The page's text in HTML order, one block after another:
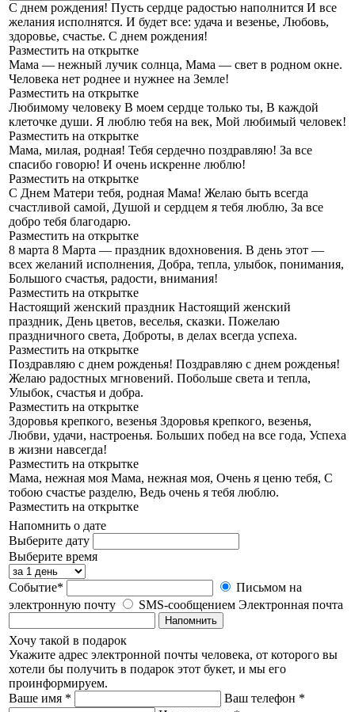
С днем рождения! Пусть сердце радостью наполнится И все
желания исполнятся. И будет все: удача и везенье, Любовь,
здоровье, счастье. С днем рождения!
Разместить на открытке
Мама — нежный лучик солнца, Мама — свет в родном окне.
Человека нет роднее и нужнее на Земле!
Разместить на открытке
Любимому человеку В моем сердце только ты, В каждой
клеточке души. Я люблю тебя на век, Мой любимый человек!
Разместить на открытке
Мама, милая, родная! Тебя сердечно поздравляю! За все
спасибо говорю! И очень искренне люблю!
Разместить на открытке
С Днем Матери тебя, родная Мама! Желаю быть всегда
счастливой самой, Душой и сердцем я тебя люблю, За все
добро тебя благодарю.
Разместить на открытке
8 марта 8 Марта — праздник вдохновения. В день этот —
всех желаний исполнения, Добра, тепла, улыбок, понимания,
Большого счастья, радости, внимания!
Разместить на открытке
Настоящий женский праздник Настоящий женский
праздник, День цветов, веселья, сказки. Пожелаю
праздничного света, Доброты, в делах всегда успеха.
Разместить на открытке
Поздравляю с днем рожденья! Поздравляю с днем рожденья!
Желаю радостных мгновений. Побольше света и тепла,
Улыбок, счастья и добра.
Разместить на открытке
Здоровья крепкого, везенья Здоровья крепкого, везенья,
Любви, удачи, настроенья. Больших побед на все года, Успеха
в жизни навсегда!
Разместить на открытке
Мама, нежная моя Мама, нежная моя, Очень я ценю тебя, С
тобою счастье разделю, Ведь очень я тебя люблю.
Разместить на открытке
Напомнить о дате
Выберите дату
Выберите время
Событие*
Письмом на
электронную почту
SMS-сообщением Электронная почта
Напомнить
Хочу такой в подарок
Укажите адрес электронной почты человека, от которого вы
хотели бы получить в подарок этот букет, и мы его
проинформируем.
Ваше имя *
Ваш телефон *